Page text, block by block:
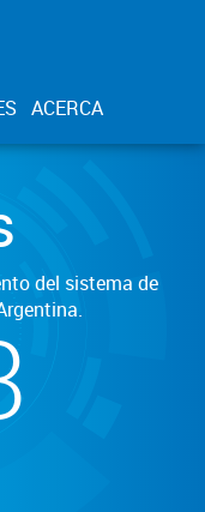
ACERCA
del sistema de